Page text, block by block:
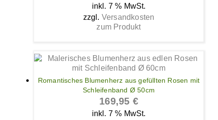
inkl. 7 % MwSt.
zzgl. Versandkosten
zum Produkt
Romantisches Blumenherz aus gefüllten Rosen mit
Schleifenband Ø 50cm
169,95 €
inkl. 7 % MwSt.